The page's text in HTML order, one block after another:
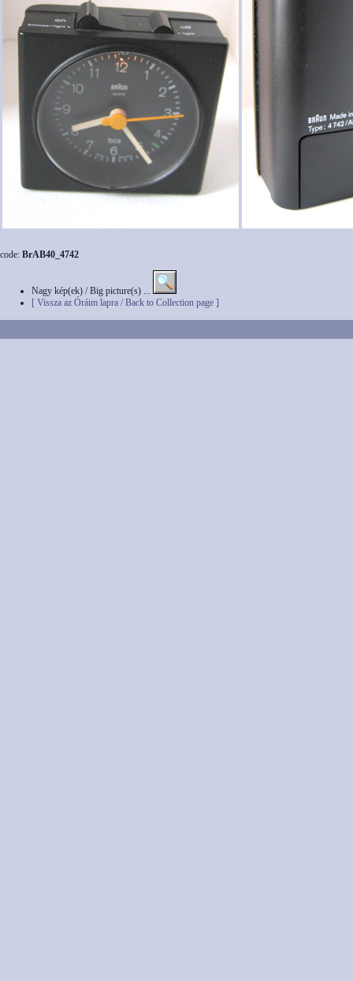
code: BrAB40_4742
Nagy kép(ek) / Big picture(s) ...
[ Vissza az Óráim lapra / Back to Collection page ]